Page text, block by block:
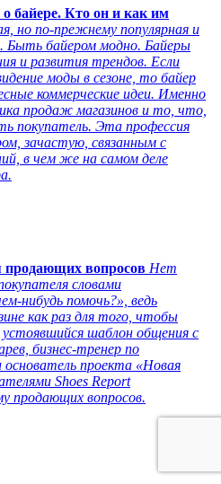
байере. Кто он и как им
но по-прежнему популярная и
Быть байером модно. Байеры
и развития трендов. Если
моды в сезоне, то байер
коммерческие идеи. Именно
продаж магазинов и то, что,
покупатель. Эта профессия
зачастую, связанным с
в чем же на самом деле
продающих вопросов Нет
словами
нибудь помочь?», ведь
как раз для того, чтобы
шаблон общения с
бизнес-тренер по
проекта «Новая
Shoes Report
продающих вопросов.